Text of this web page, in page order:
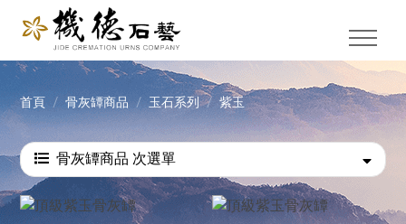
首頁 骨灰罈商品 玉石系列 紫玉
骨灰罈商品 次選單